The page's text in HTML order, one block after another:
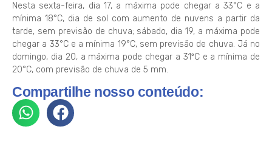
Nesta sexta-feira, dia 17, a máxima pode chegar a 33°C e a
mínima 18°C, dia de sol com aumento de nuvens a partir da
tarde, sem previsão de chuva; sábado, dia 19, a máxima pode
chegar a 33°C e a mínima 19°C, sem previsão de chuva. Já no
domingo, dia 20, a máxima pode chegar a 31ºC e a mínima de
20°C, com previsão de chuva de 5 mm.
Compartilhe nosso conteúdo: